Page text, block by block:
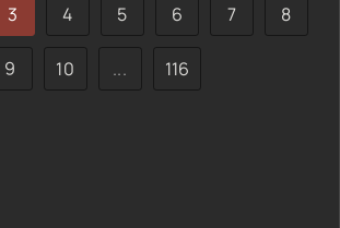
3 4 5 6 7 8
9 10 ... 116